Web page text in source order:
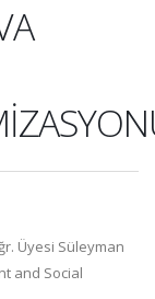
Üyesi Süleyman
and Social